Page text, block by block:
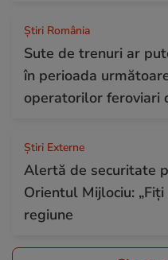
Știri România
Sute de trenuri ar
în perioada
operatorilor feroviari
Știri Externe
Alertă de securitate
Orientul Mijlociu:
regiune